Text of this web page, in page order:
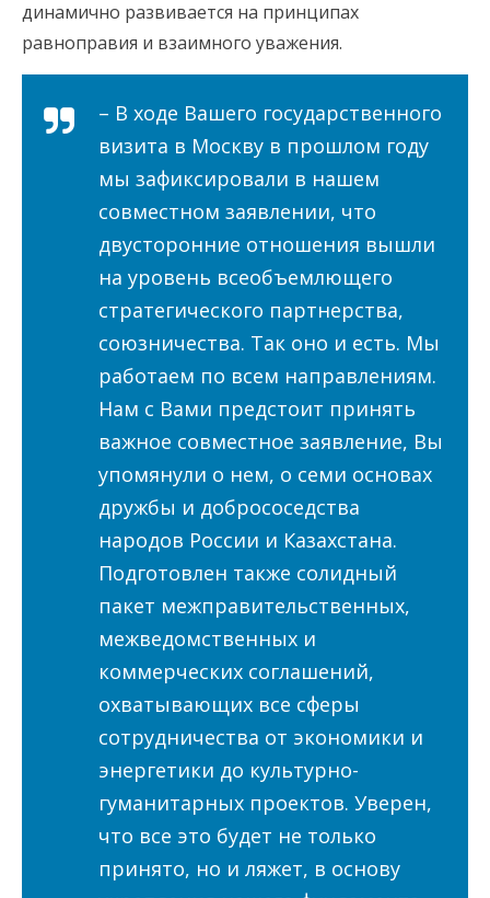
динамично развивается на принципах
равноправия и взаимного уважения.
– В ходе Вашего государственного
визита в Москву в прошлом году
мы зафиксировали в нашем
совместном заявлении, что
двусторонние отношения вышли
на уровень всеобъемлющего
стратегического партнерства,
союзничества. Так оно и есть. Мы
работаем по всем направлениям.
Нам с Вами предстоит принять
важное совместное заявление, Вы
упомянули о нем, о семи основах
дружбы и добрососедства
народов России и Казахстана.
Подготовлен также солидный
пакет межправительственных,
межведомственных и
коммерческих соглашений,
охватывающих все сферы
сотрудничества от экономики и
энергетики до культурно-
гуманитарных проектов. Уверен,
что все это будет не только
принято, но и ляжет, в основу